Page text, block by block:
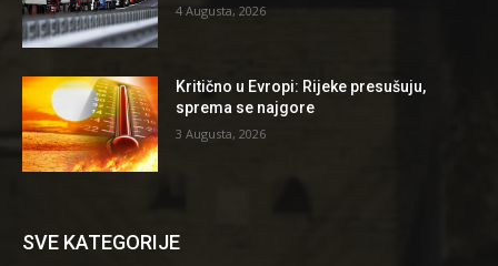
4 Augusta, 2026
Kritično u Evropi: Rijeke presušuju,
sprema se najgore
3 Augusta, 2026
SVE KATEGORIJE